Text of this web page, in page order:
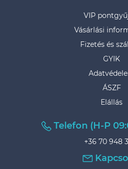
VIP
Vásárlási
Fizetés és
GYIK
ÁSZF
Elállás
Telefon (H-P
+36 70 948